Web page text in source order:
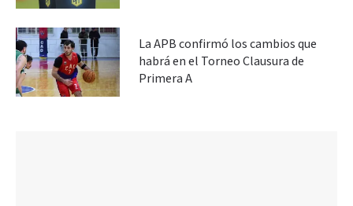
La APB confirmó los cambios que
habrá en el Torneo Clausura de
Primera A